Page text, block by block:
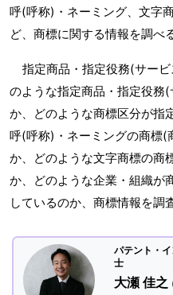
呼(呼称)・ネーミング、文字
ど、商標に関する情報を調べ
指定商品・指定役務(サー
のような指定商品・指定役務
か、どのような商標区分が指
呼(呼称)・ネーミングの商標(
か、どのような文字商標の商
か、どのような企業・組織が
しているのか、商標情報を調
パテント・
士
大瀬 佳之